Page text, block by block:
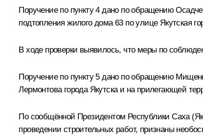
Поручение по пункту 4 дано по обращению
подтопления жилого дома 63 по улице Якутская
В ходе проверки выявилось, что меры по
Поручение по пункту 5 дано по обращению
Лермонтова города Якутска и на прилегающей
По сообщённой Президентом Республики Саха
проведении строительных работ, признаны